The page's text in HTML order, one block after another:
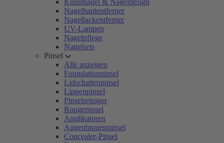
Kunstnägel & Nageldesign
Nagelhautentferner
Nagellackentferner
UV-Lampen
Nagelpflege
Nagelsets
Pinsel
Alle anzeigen
Foundationpinsel
Lidschattenpinsel
Lippenpinsel
Pinselreiniger
Rougepinsel
Applikatoren
Augenbrauenpinsel
Concealer-Pinsel